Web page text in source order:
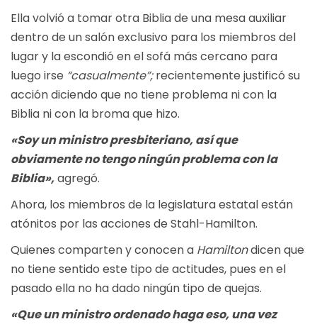
Ella volvió a tomar otra Biblia de una mesa auxiliar
dentro de un salón exclusivo para los miembros del
lugar y la escondió en el sofá más cercano para
luego irse “casualmente”;recientemente justificó su
acción diciendo que no tiene problema ni con la
Biblia ni con la broma que hizo.
«Soy un ministro presbiteriano, así que
obviamente no tengo ningún problema con la
Biblia»,agregó.
Ahora, los miembros de la legislatura estatal están
atónitos por las acciones de Stahl-Hamilton.
Quienes comparten y conocen a Hamiltondicen que
no tiene sentido este tipo de actitudes, pues en el
pasado ella no ha dado ningún tipo de quejas.
«Que un ministro ordenado haga eso, una vez